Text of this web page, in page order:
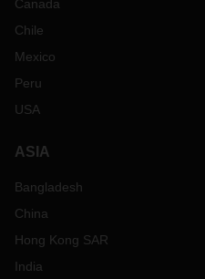
Canada
Chile
Mexico
Peru
USA
ASIA
Bangladesh
China
Hong Kong SAR
India